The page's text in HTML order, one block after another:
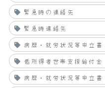
緊急時の連絡先
緊急時連絡先
病歴・就労状況等申立書
低所得者世帯支援給付金
病歴・就労状況等申立書